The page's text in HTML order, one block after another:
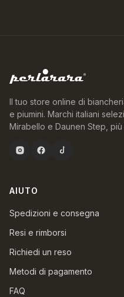
Il tuo store online di
e piumini. Marchi italiani
Mirabello e Daunen Step,
AIUTO
Spedizioni e consegna
Resi e rimborsi
Richiedi un reso
Metodi di pagamento
FAQ